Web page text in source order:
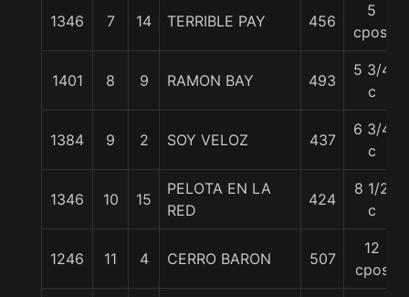
1346 7 14 TERRIBLE PAY 456
5
cpos.
1401 8 9 RAMON BAY 493
5 3/4
c
1384 9 2 SOY VELOZ 437
6 3/4
c
1346 10 15
PELOTA EN LA
RED
424
8 1/2
c
1246 11 4 CERRO BARON 507
12
cpos